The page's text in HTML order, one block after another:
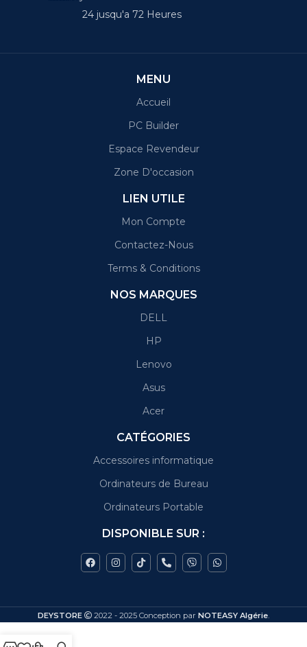
24 jusqu'a 72 Heures
MENU
Accueil
PC Builder
Espace Revendeur
Zone D'occasion
LIEN UTILE
Mon Compte
Contactez-Nous
Terms & Conditions
NOS MARQUES
DELL
HP
Lenovo
Asus
Acer
CATÉGORIES
Accessoires informatique
Ordinateurs de Bureau
Ordinateurs Portable
DISPONIBLE SUR :
DEYSTORE 2022 - 2025 Conception par NOTEASY Algérie.